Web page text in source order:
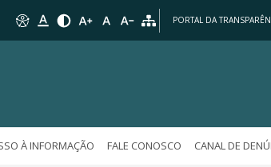
PORTAL DA
À INFORMAÇÃO FALE CONOSCO CANAL DE